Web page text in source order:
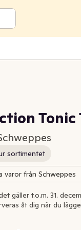
sortimentet
varor från Schweppes
gäller t.o.m. 31.
åt dig när du